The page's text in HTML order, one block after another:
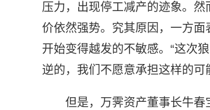
压力，出现停工减产的迹象。然
价依然强势。究其原因，一方
开始变得越发的不敏感。“这次
逆的，我们不愿意承担这样的
但是，万霁资产董事长牛